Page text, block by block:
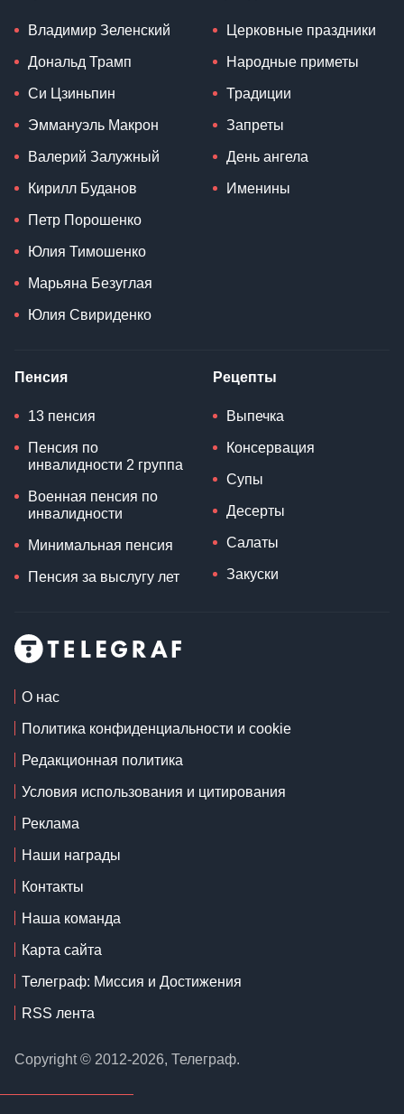
Владимир Зеленский
Дональд Трамп
Си Цзиньпин
Эммануэль Макрон
Валерий Залужный
Кирилл Буданов
Петр Порошенко
Юлия Тимошенко
Марьяна Безуглая
Юлия Свириденко
Церковные праздники
Народные приметы
Традиции
Запреты
День ангела
Именины
Пенсия
13 пенсия
Пенсия по
инвалидности 2 группа
Военная пенсия по
инвалидности
Минимальная пенсия
Пенсия за выслугу лет
Рецепты
Выпечка
Консервация
Супы
Десерты
Салаты
Закуски
О нас
Политика конфиденциальности и cookie
Редакционная политика
Условия использования и цитирования
Реклама
Наши награды
Контакты
Наша команда
Карта сайта
Телеграф: Миссия и Достижения
RSS лента
Copyright © 2012-2026, Телеграф.